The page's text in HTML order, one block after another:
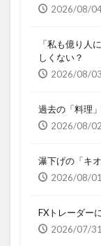
2026/08/
「私も億り人
しくない？
2026/08/03
過去の「料理
2026/08/02
瀑下げの「キ
2026/08/01
FXトレーダー
2026/07/31